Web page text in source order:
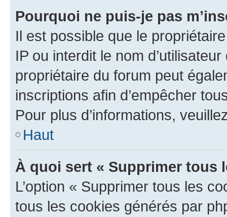
Pourquoi ne puis-je pas
Il est possible que le
IP ou interdit le nom
propriétaire du forum peut
inscriptions afin d’empêcher
Pour plus d’informations,
Haut
À quoi sert « Supprimer tous
L’option « Supprimer tous les
tous les cookies générés par